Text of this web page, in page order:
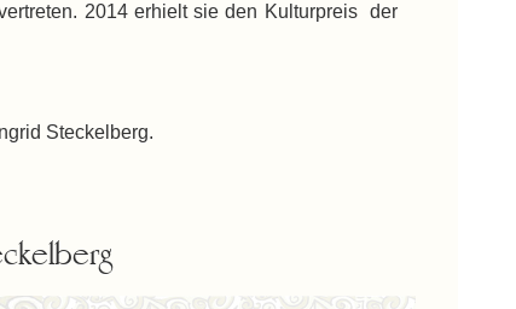
2014 erhielt sie den Kulturpreis der
Steckelberg.